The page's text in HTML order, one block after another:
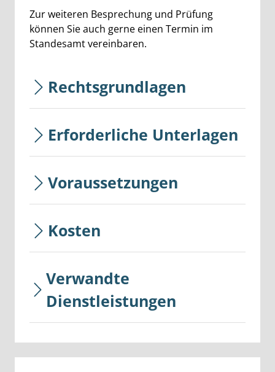
Zur weiteren Besprechung und Prüfung
können Sie auch gerne einen Termin im
Standesamt vereinbaren.
Rechtsgrundlagen
Erforderliche Unterlagen
Voraussetzungen
Kosten
Verwandte
Dienstleistungen